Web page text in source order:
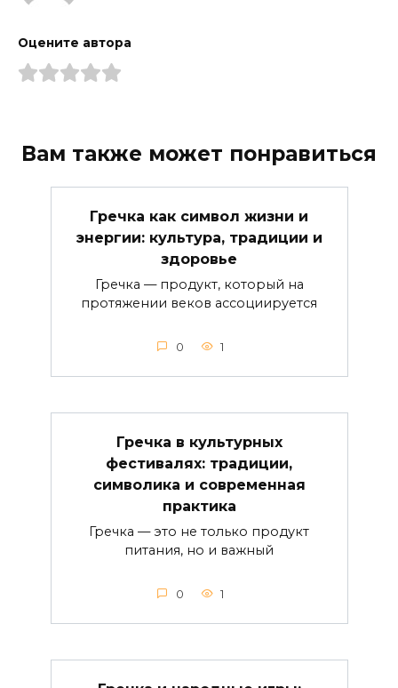
Оцените автора
Вам также может понравиться
Гречка как символ жизни и
энергии: культура, традиции и
здоровье
Гречка — продукт, который на
протяжении веков ассоциируется
0 1
Гречка в культурных
фестивалях: традиции,
символика и современная
практика
Гречка — это не только продукт
питания, но и важный
0 1